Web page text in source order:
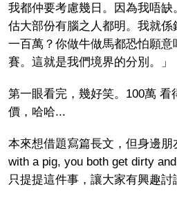
我都仲要考慮幾日。因為我唔
估大部份有腦之人都明。我就
一百萬？你做牛做馬都恐怕願
賽。這就是我們境界的分別。」
第一眼看完，幾好笑。100萬 看
價，哈哈...
本來想借題寫篇長文，但身邊
with a pig, you both get dirty
只提提這件事，讓大家有興趣討